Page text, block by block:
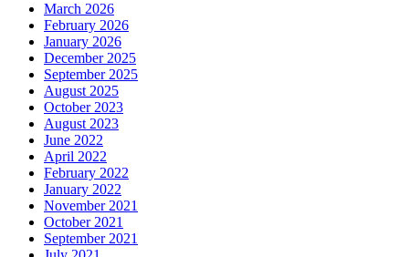
March 2026
February 2026
January 2026
December 2025
September 2025
August 2025
October 2023
August 2023
June 2022
April 2022
February 2022
January 2022
November 2021
October 2021
September 2021